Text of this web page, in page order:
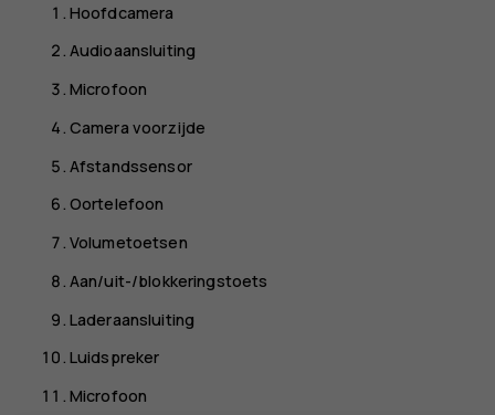
Hoofdcamera
Audioaansluiting
Microfoon
Camera voorzijde
Afstandssensor
Oortelefoon
Volumetoetsen
Aan/uit-/blokkeringstoets
Laderaansluiting
Luidspreker
Microfoon